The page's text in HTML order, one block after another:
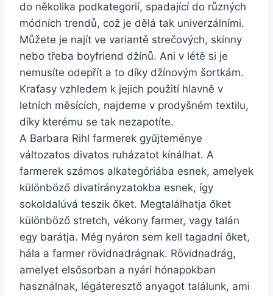
do několika podkategorií, spadající do různých
módních trendů, což je dělá tak univerzálními.
Můžete je najít ve variantě strečových, skinny
nebo třeba boyfriend džínů. Ani v létě si je
nemusíte odepřít a to díky džínovým šortkám.
Kraťasy vzhledem k jejich použití hlavně v
letních měsících, najdeme v prodyšném textilu,
díky kterému se tak nezapotíte.
A Barbara Rihl farmerek gyűjteménye
változatos divatos ruházatot kínálhat. A
farmerek számos alkategóriába esnek, amelyek
különböző divatirányzatokba esnek, így
sokoldalúvá teszik őket. Megtalálhatja őket
különböző stretch, vékony farmer, vagy talán
egy barátja. Még nyáron sem kell tagadni őket,
hála a farmer rövidnadrágnak. Rövidnadrág,
amelyet elsősorban a nyári hónapokban
használnak, légáteresztő anyagot találunk, ami